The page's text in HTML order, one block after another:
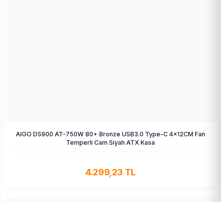
AIGO DS900 AT-750W 80+ Bronze USB3.0 Type-C 4×12CM Fan
Temperli Cam Siyah ATX Kasa
4.299,23 TL